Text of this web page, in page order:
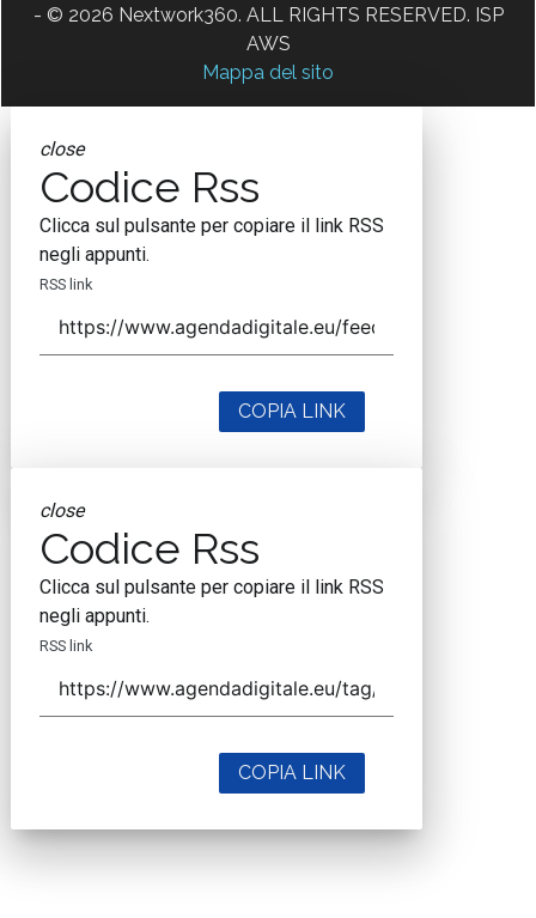
- © 2026 Nextwork360. ALL RIGHTS RESERVED. ISP
AWS
Mappa del sito
close
Codice Rss
Clicca sul pulsante per copiare il link RSS
negli appunti.
RSS link
COPIA LINK
close
Codice Rss
Clicca sul pulsante per copiare il link RSS
negli appunti.
RSS link
COPIA LINK